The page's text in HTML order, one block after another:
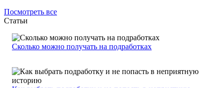
Посмотреть все
Статьи
Сколько можно получать на подработках